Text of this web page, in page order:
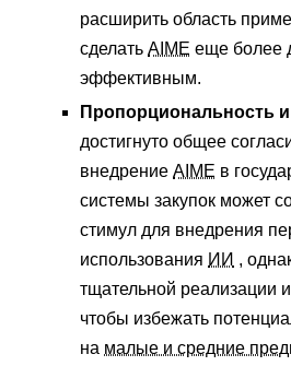
расширить область
сделать AIME еще более
эффективным.
Пропорциональность и
достигнуто общее
внедрение AIME в
системы закупок может
стимул для внедрения
использования ИИ ,
тщательной реализации
чтобы избежать
на малые и средние